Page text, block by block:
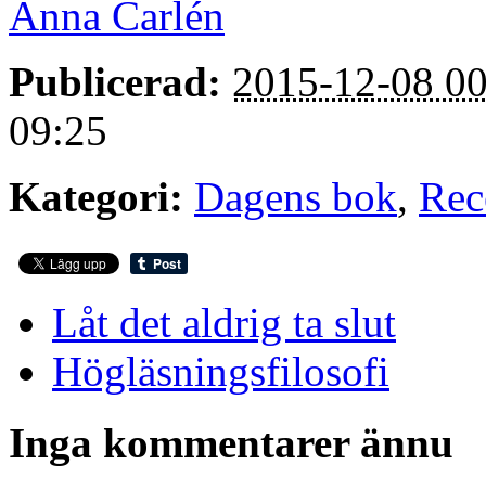
Anna Carlén
Publicerad: 2015-12-08
09:25
Kategori: Dagens bok,
Låt det aldrig ta slut
Högläsningsfilosofi
Inga kommentarer ännu